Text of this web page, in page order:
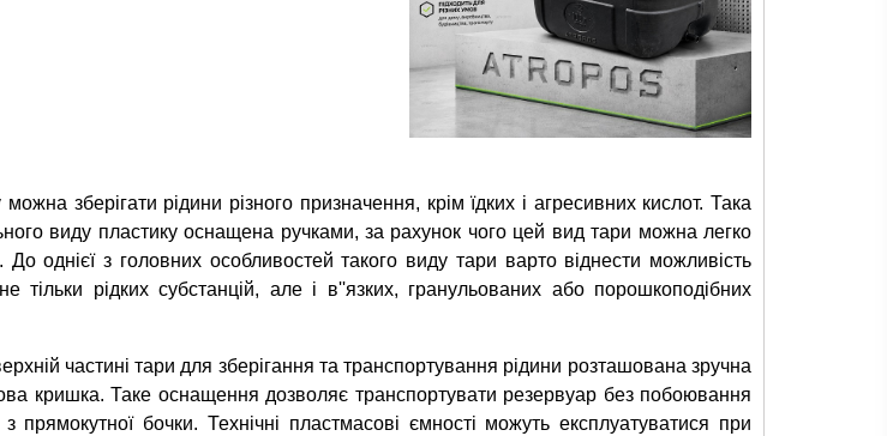
зберігати рідини різного призначення, крім їдких і агресивних кислот. Така
виду пластику оснащена ручками, за рахунок чого цей вид тари можна легко
однієї з головних особливостей такого виду тари варто віднести можливість
тільки рідких субстанцій, але і в''язких, гранульованих або порошкоподібних
частині тари для зберігання та транспортування рідини розташована зручна
кришка. Таке оснащення дозволяє транспортувати резервуар без побоювання
прямокутної бочки. Технічні пластмасові ємності можуть експлуатуватися при